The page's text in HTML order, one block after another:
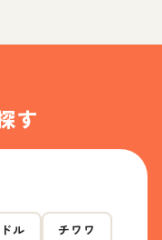
す
ル チワワ